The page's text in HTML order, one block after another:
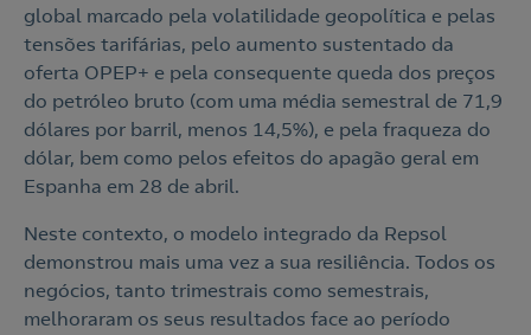
global marcado pela volatilidade geopolítica e pelas
tensões tarifárias, pelo aumento sustentado da
oferta OPEP+ e pela consequente queda dos preços
do petróleo bruto (com uma média semestral de 71,9
dólares por barril, menos 14,5%), e pela fraqueza do
dólar, bem como pelos efeitos do apagão geral em
Espanha em 28 de abril.
Neste contexto, o modelo integrado da Repsol
demonstrou mais uma vez a sua resiliência. Todos os
negócios, tanto trimestrais como semestrais,
melhoraram os seus resultados face ao período